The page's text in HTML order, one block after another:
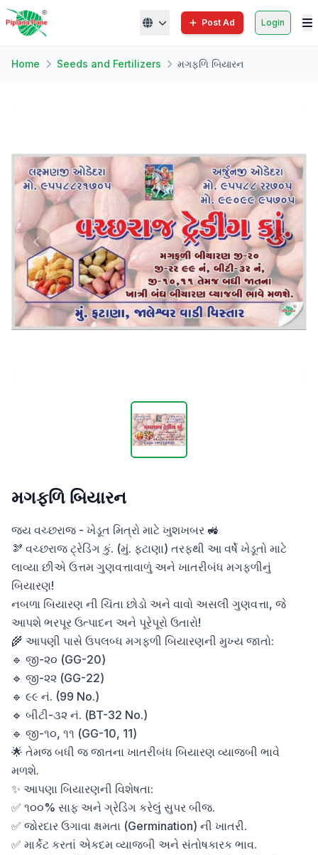
Post Ad Login
Home Seeds and Fertilizers મગફળિ બિયારન
મગફળિ બિયારન
જય વચ્છરાજ - ખેડૂત મિત્રો માટે ખુશખબર 🚜
🫘 વચ્છરાજ ટ્રેડિંગ કું. (મું. ફટાણા) તરફથી આ વર્ષે ખેડૂતો માટે
લાવ્યા છીએ ઉત્તમ ગુણવત્તાવાળું અને ખાતરીબંધ મગફળીનું
બિયારણ!
નબળા બિયારણ ની ચિંતા છોડો અને વાવો અસલી ગુણવત્તા, જે
આપશે ભરપૂર ઉત્પાદન અને પૂરેપૂરો ઉતારો!
🌾 આપણી પાસે ઉપલબ્ધ મગફળી બિયારણની મુખ્ય જાતો:
🔹 જી-૨૦ (GG-20)
🔹 જી-૨૨ (GG-22)
🔹 ૯૯ નં. (99 No.)
🔹 બીટી-૩૨ નં. (BT-32 No.)
🔹 જી-૧૦, ૧૧ (GG-10, 11)
🌟 તેમજ બધી જ જાતના ખાતરીબંધ બિયારણ વ્યાજબી ભાવે
મળશે.
✨ આપણા બિયારણની વિશેષતા:
✅ ૧૦૦% સાફ અને ગ્રેડિંગ કરેલું સુપર બીજ.
✅ જોરદાર ઉગાવા ક્ષમતા (Germination) ની ખાતરી.
✅ માર્કેટ કરતાં એકદમ વ્યાજબી અને સંતોષકારક ભાવ.